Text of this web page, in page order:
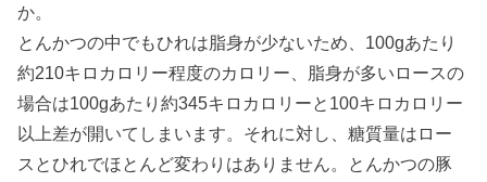
› とんかつのカ
ロリーを抑え
る食べ方は？
› 最後に
か。
とんかつの中でもひれは脂身が少ないため、100gあたり
約210キロカロリー程度のカロリー、脂身が多いロースの
場合は100gあたり約345キロカロリーと100キロカロリー
以上差が開いてしまいます。それに対し、糖質量はロー
スとひれでほとんど変わりはありません。とんかつの豚